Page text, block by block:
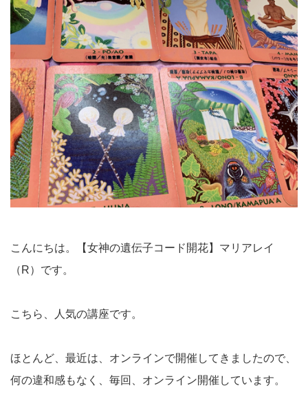
こんにちは。【女神の遺伝子コード開花】マリアレイ
（R）です。
こちら、人気の講座です。
ほとんど、最近は、オンラインで開催してきましたので、
何の違和感もなく、毎回、オンライン開催しています。